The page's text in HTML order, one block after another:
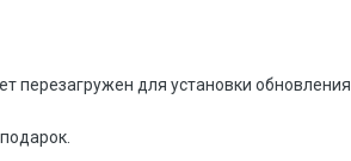
перезагружен для установки обновления